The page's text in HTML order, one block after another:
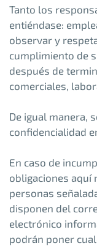
Tanto los
entiéndase:
observar y
cumplimiento de
después de
comerciales,
De igual manera,
confidencialidad
En caso de
obligaciones aquí
personas
disponen del
electrónico
podrán poner